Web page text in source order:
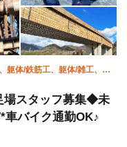
躯体/鉄筋工、躯体/雑工、鳶
場スタッフ募集◆未
車バイク通勤OK♪